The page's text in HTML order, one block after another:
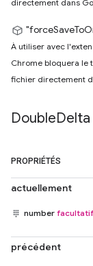
directement dans
À utiliser avec
Chrome bloquera le
fichier directement
DoubleDelta
PROPRIÉTÉS
actuellement
number facultatif
précédent